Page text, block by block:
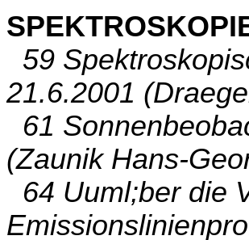
59
21.6.2001
61
(Zaunik Hans-
64 Uuml;ber die